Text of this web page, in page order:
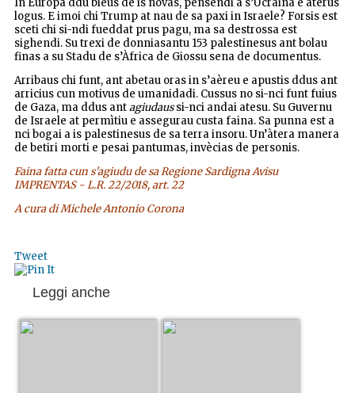
In Europa ddu bieus de is novas, pensendi a s’Ucràina e àterus
logus. E imoi chi Trump at nau de sa paxi in Israele? Forsis est
sceti chi si-ndi fueddat prus pagu, ma sa destrossa est
sighendi. Su trexi de donniasantu 153 palestinesus ant bolau
finas a su Stadu de s’Àfrica de Giossu sena de documentus.
Arribaus chi funt, ant abetau oras in s’aèreu e apustis ddus ant
arricius cun motivus de umanidadi. Cussus no si-nci funt fuius
de Gaza, ma ddus antagiudaussi-nci andai atesu. Su Guvernu
de Israele at permìtiu e assegurau custa faina. Sa punna est a
nci bogai a is palestinesus de sa terra insoru. Un’àtera manera
de betiri morti e pesai pantumas, invècias de personis.
Faina fatta cun s'agiudu de sa Regione Sardigna Avisu
IMPRENTAS - L.R. 22/2018, art. 22
A cura di Michele Antonio Corona
Tweet
Leggi anche